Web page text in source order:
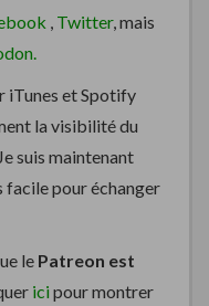
Twitter, mais
iTunes et Spotify
la visibilité du
suis maintenant
facile pour échanger
le Patreon est
icipour montrer